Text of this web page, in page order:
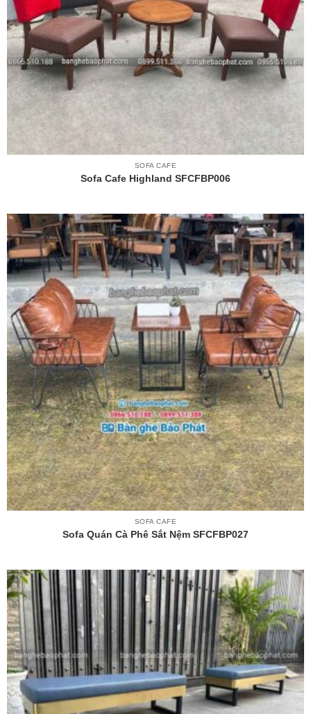
SOFA CAFE
Sofa Cafe Highland SFCFBP006
SOFA CAFE
Sofa Quán Cà Phê Sắt Nệm SFCFBP027